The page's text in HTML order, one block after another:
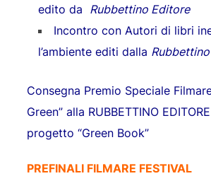
edito da Rubbettino Editore
Incontro con Autori di libri
l’ambiente editi dalla
Consegna Premio Speciale
Green” alla RUBBETTINO
progetto “Green Book”
PREFINALI FILMARE FESTIVAL